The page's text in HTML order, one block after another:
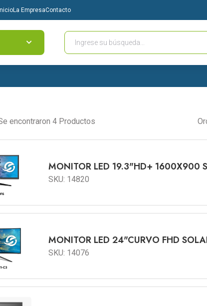
InicioLa EmpresaContacto
encontraron 4 Productos
MONITOR LED 19.3"HD+
SKU: 14820
MONITOR LED 24"CURVO
SKU: 14076